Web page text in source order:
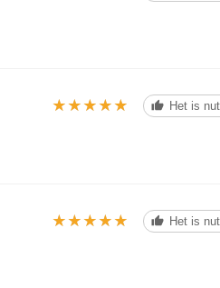
★★★★★
★★★★★ Het is
★★★★★
★★★★★ Het is